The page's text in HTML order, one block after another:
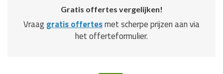
Gratis offertes vergelijken!
Vraaggratis offertesmet scherpe prijzen aan via
het offerteformulier.